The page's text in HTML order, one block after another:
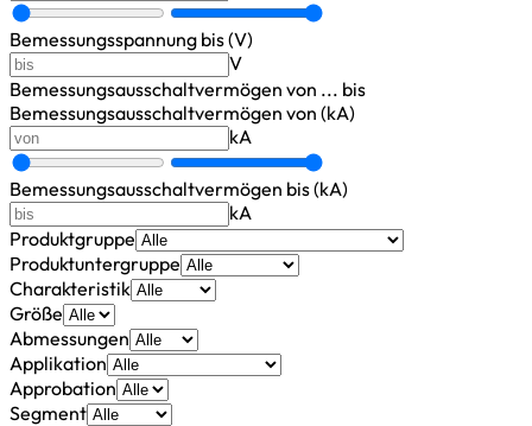
Bemessungsspannung bis (V)
V
Bemessungsausschaltvermögen von ... bis
Bemessungsausschaltvermögen von (kA)
kA
Bemessungsausschaltvermögen bis (kA)
kA
Produktgruppe
Produktuntergruppe
Charakteristik
Größe
Abmessungen
Applikation
Approbation
Segment